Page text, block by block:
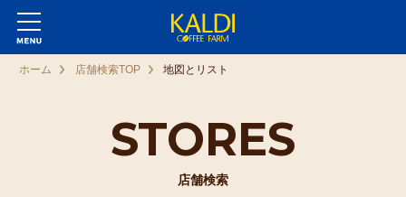
STORES
店舗検索
ホーム 店舗検索TOP 地図とリスト